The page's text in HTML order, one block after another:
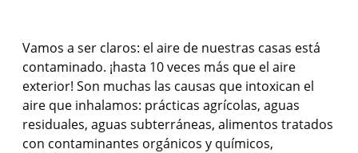
Vamos a ser claros: el aire de nuestras casas está
contaminado. ¡hasta 10 veces más que el aire
exterior! Son muchas las causas que intoxican el
aire que inhalamos: prácticas agrícolas, aguas
residuales, aguas subterráneas, alimentos tratados
con contaminantes orgánicos y químicos,